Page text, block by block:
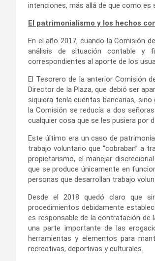
intenciones, más allá de que como es
El patrimonialismo y los hechos
En el año 2017, cuando la Comisión
análisis de situación contable y
correspondientes al aporte de los
El Tesorero de la anterior Comisión
Director de la Plaza, que debió ser
siquiera tenía cuentas bancarias, sino
la Comisión se reducía a dos
cualquier cosa que se les pusiera por
Este último era un caso de
trabajo voluntario que “cobraban” a
propietarismo, el manejar
que se produce únicamente en
personas que desarrollan trabajo
Desde el 2018 quedó claro que
procedimientos debidamente
es responsable de la contratación de
una parte importante de las
herramientas y elementos para
recreativas, deportivas y culturales.